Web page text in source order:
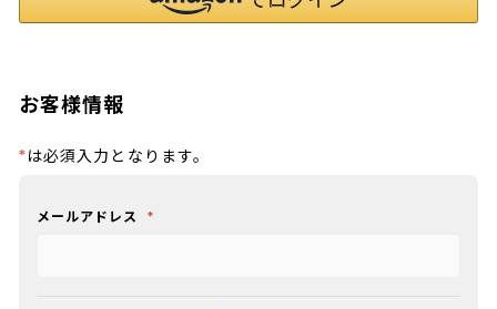
お客様情報
*は必須入力となります。
メールアドレス *